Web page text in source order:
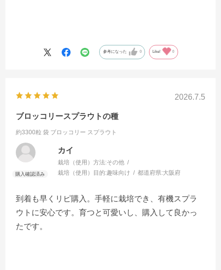
参考になった 0 Like! 0
2026.7.5
ブロッコリースプラウトの種
約3300粒 袋 ブロッコリー スプラウト
カイ
栽培（使用）方法:その他
栽培（使用）目的:趣味向け 都道府県:大阪府
到着も早くリピ購入。手軽に栽培でき、有機スプラ
ウトに安心です。育つと可愛いし、購入して良かっ
たです。